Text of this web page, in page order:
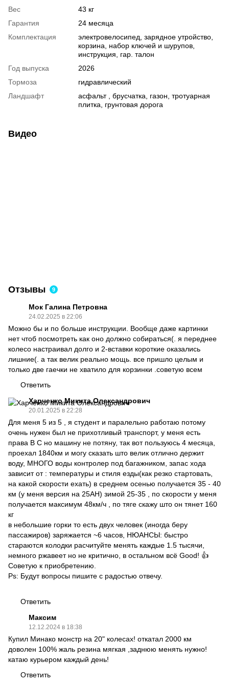
Вес
43 кг
Гарантия
24 месяца
Комплектация
электровелосипед, зарядное утройство,
корзина, набор ключей и шурупов,
инструкция, гар. талон
Год выпуска
2026
Тормоза
гидравлический
Ландшафт
асфальт , брусчатка, газон, тротуарная
плитка, грунтовая дорога
Видео
Отзывы 9
Мок Галина Петровна
24.02.2025 в 22:06
Можно бы и по больше инструкции. Вообще даже картинки
нет чтоб посмотреть как оно должно собираться(. я переднее
колесо настраивал долго и 2-вставки короткие оказались
лишние(. а так велик реально мощь. все пришло целым и
только две гаечки не хватило для корзинки .советую всем
Ответить
Харченко Микита Олександрович
20.01.2025 в 22:28
Для меня 5 из 5 , я студент и паралельно работаю потому
очень нужен был не прихотливый транспорт, у меня есть
права B C но машину не потяну, так вот пользуюсь 4 месяца,
проехал 1840км и могу сказать што велик отлично держит
воду, МНОГО воды контролер под багажником, запас хода
зависит от : температуры и стиля езды(как резко стартовать,
на какой скорости ехать) в среднем осенью получается 35 - 40
км (у меня версия на 25AH) зимой 25-35 , по скорости у меня
получается максимум 48км/ч , по тяге скажу што он тянет 160
кг
в небольшие горки то есть двух человек (иногда беру
пассажиров) заряжается ~6 часов, НЮАНСЫ: быстро
стараются колодки расчитуйте менять каждые 1.5 тысячи,
немного ржавеет но не критично, в остальном всё Good! 👍
Советую к приобретению.
Ps: Будут вопросы пишите с радостью отвечу.
Ответить
Максим
12.12.2024 в 18:38
Купил Минако монстр на 20" колесах! откатал 2000 км
доволен 100% жаль резина мягкая ,заднюю менять нужно!
катаю курьером каждый день!
Ответить